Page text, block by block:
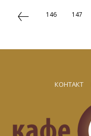
146 147
КОНТАКТ